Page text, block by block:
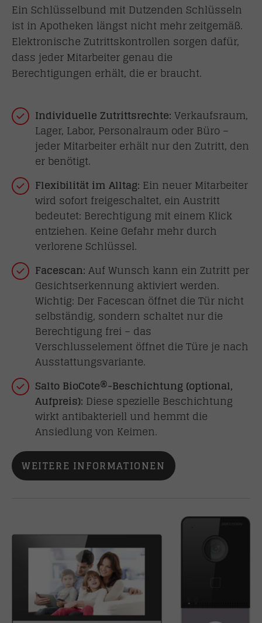
Ein Schlüsselbund mit Dutzenden Schlüsseln
ist in Apotheken längst nicht mehr zeitgemäß.
Elektronische Zutrittskontrollen sorgen dafür,
dass jeder Mitarbeiter genau die
Berechtigungen erhält, die er braucht.
Individuelle Zutrittsrechte:Verkaufsraum,
Lager, Labor, Personalraum oder Büro –
jeder Mitarbeiter erhält nur den Zutritt, den
er benötigt.
Flexibilität im Alltag: Ein neuer Mitarbeiter
wird sofort freigeschaltet, ein Austritt
bedeutet: Berechtigung mit einem Klick
entziehen. Keine Gefahr mehr durch
verlorene Schlüssel.
Facescan:Auf Wunsch kann ein Zutritt per
Gesichtserkennung aktiviert werden.
Wichtig: Der Facescan öffnet die Tür nicht
selbständig, sondern schaltet nur die
Berechtigung frei – das
Verschlusselement öffnet die Türe je nach
Ausstattungsvariante.
Salto BioCote®-Beschichtung (optional,
Aufpreis): Diese spezielle Beschichtung
wirkt antibakteriell und hemmt die
Ansiedlung von Keimen.
WEITERE INFORMATIONEN